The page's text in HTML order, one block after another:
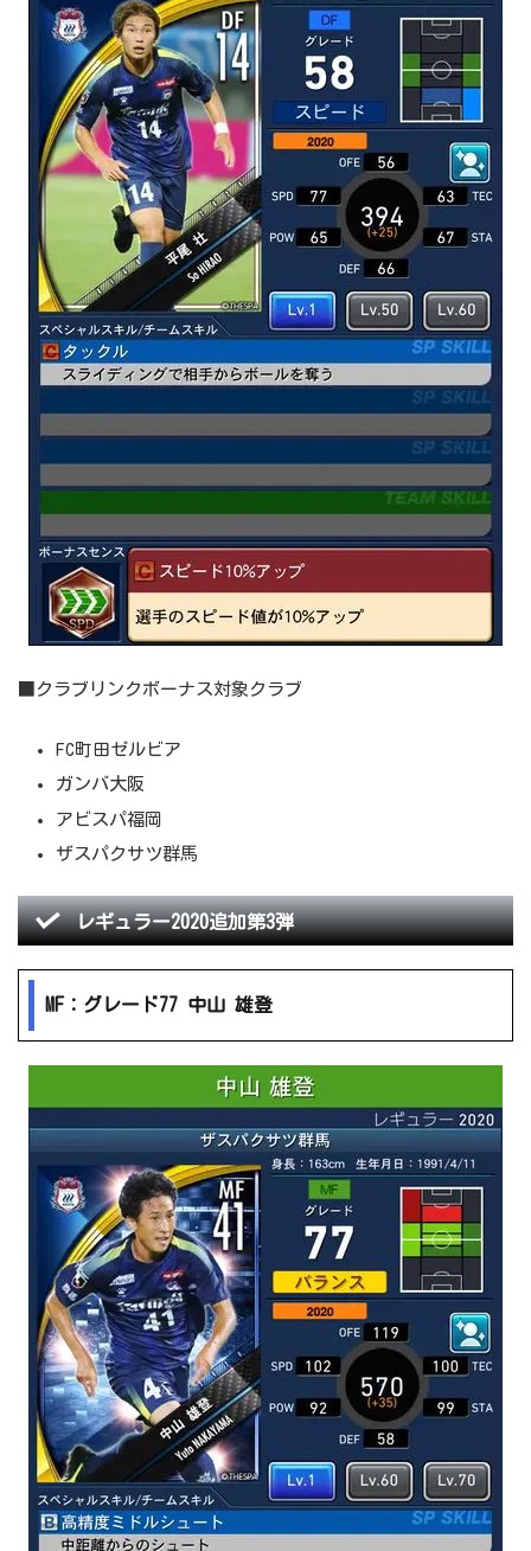
■クラブリンクボーナス対象クラブ
FC町田ゼルビア
ガンバ大阪
アビスパ福岡
ザスパクサツ群馬
レギュラー2020追加第3弾
MF：グレード77 中山 雄登